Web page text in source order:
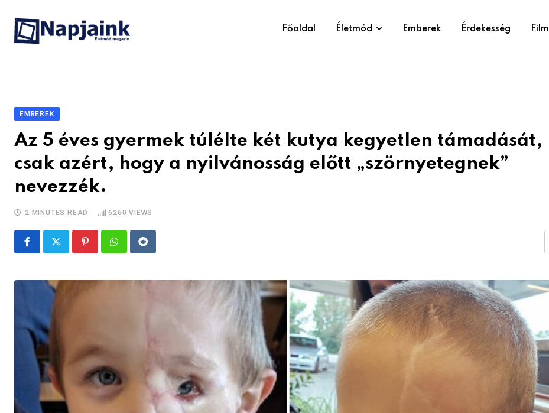
content
Főoldal Életmód Emberek Érdekesség Film
EMBEREK
Az 5 éves gyermek túlélte két kutya kegyetlen támadását,
csak azért, hogy a nyilvánosság előtt „szörnyetegnek”
nevezzék.
2 MINUTES READ 6260 VIEWS
PinterestWhatsappReddit